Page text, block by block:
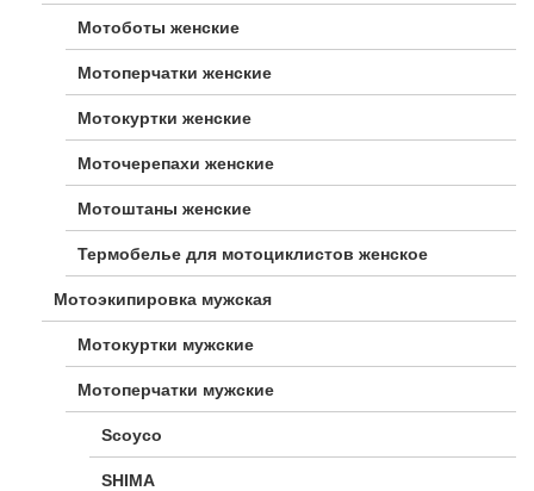
Мотоботы женские
Мотоперчатки женские
Мотокуртки женские
Моточерепахи женские
Мотоштаны женские
Термобелье для мотоциклистов женское
Мотоэкипировка мужская
Мотокуртки мужские
Мотоперчатки мужские
Scoyco
SHIMA